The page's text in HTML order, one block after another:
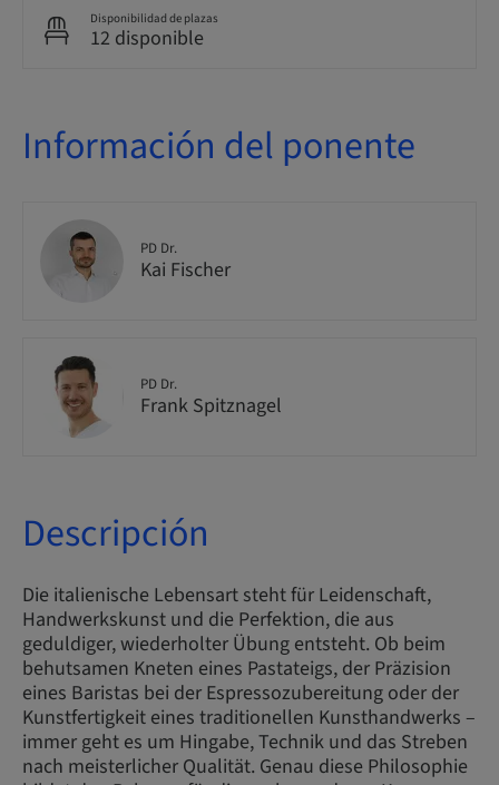
Disponibilidad de plazas
12 disponible
Información del ponente
PD Dr.
Kai Fischer
PD Dr.
Frank Spitznagel
Descripción
Die italienische Lebensart steht für Leidenschaft,
Handwerkskunst und die Perfektion, die aus
geduldiger, wiederholter Übung entsteht. Ob beim
behutsamen Kneten eines Pastateigs, der Präzision
eines Baristas bei der Espressozubereitung oder der
Kunstfertigkeit eines traditionellen Kunsthandwerks –
immer geht es um Hingabe, Technik und das Streben
nach meisterlicher Qualität. Genau diese Philosophie